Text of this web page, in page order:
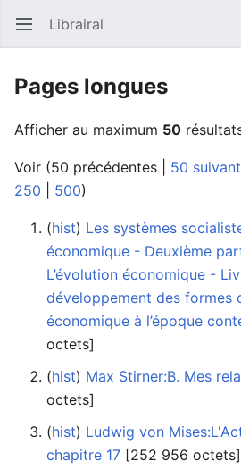
Ouvrir le menu principal Librairal
Pages longues
Afficher au maximum 50
Voir (50 précédentes 50
250
500)
(hist) ‎ Les systèmes
économique - Deuxième
L’évolution économique -
développement des formes
économique à l’époque
octets]
(hist) ‎ Max Stirner:B. Mes
octets]
(hist) ‎ Ludwig von
chapitre 17 ‎[252 956 octets]